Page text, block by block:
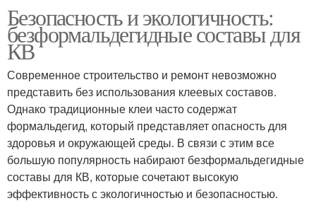
Безопасность и экологичность:
безформальдегидные составы для
КВ
Современное строительство и ремонт невозможно
представить без использования клеевых составов.
Однако традиционные клеи часто содержат
формальдегид, который представляет опасность для
здоровья и окружающей среды. В связи с этим все
большую популярность набирают безформальдегидные
составы для КВ, которые сочетают высокую
эффективность с экологичностью и безопасностью.